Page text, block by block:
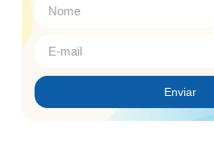
Enviar